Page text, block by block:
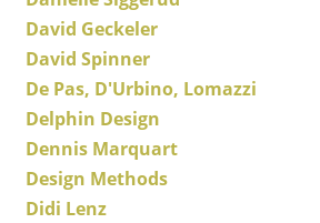
Miroirs
Figurines & Miniatures
Vases
Plateaux
Accessoires de bureau
David Geckeler
David Spinner
De Pas, D'Urbino, Lomazzi
Delphin Design
Dennis Marquart
Design Methods
Didi Lenz